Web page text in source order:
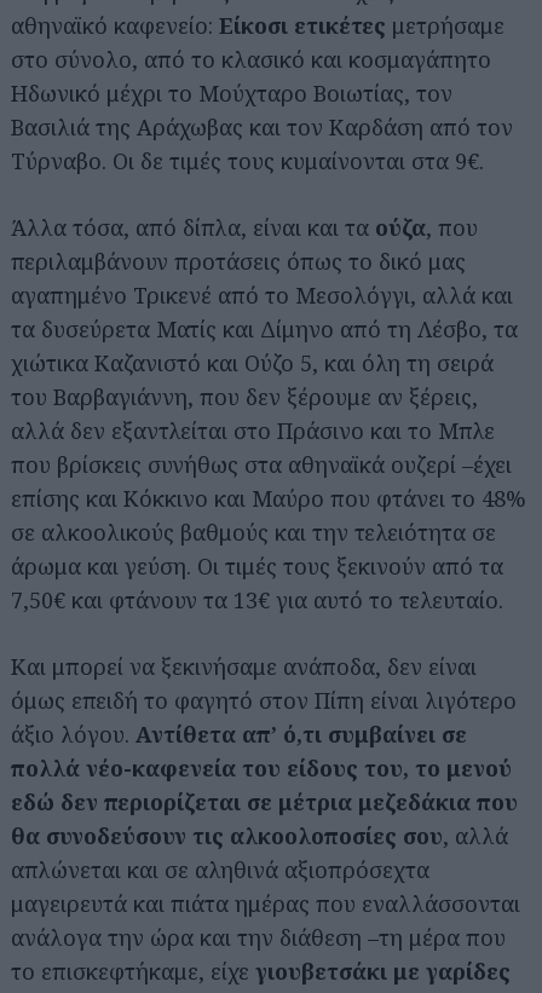
αθηναϊκό καφενείο: Είκοσι ετικέτες μετρήσαμε
στο σύνολο, από το κλασικό και κοσμαγάπητο
Ηδωνικό μέχρι το Μούχταρο Βοιωτίας, τον
Βασιλιά της Αράχωβας και τον Καρδάση από τον
Τύρναβο. Οι δε τιμές τους κυμαίνονται στα 9€.
Άλλα τόσα, από δίπλα, είναι και τα ούζα, που
περιλαμβάνουν προτάσεις όπως το δικό μας
αγαπημένο Τρικενέ από το Μεσολόγγι, αλλά και
τα δυσεύρετα Ματίς και Δίμηνο από τη Λέσβο, τα
χιώτικα Καζανιστό και Ούζο 5, και όλη τη σειρά
του Βαρβαγιάννη, που δεν ξέρουμε αν ξέρεις,
αλλά δεν εξαντλείται στο Πράσινο και το Μπλε
που βρίσκεις συνήθως στα αθηναϊκά ουζερί –έχει
επίσης και Κόκκινο και Μαύρο που φτάνει το 48%
σε αλκοολικούς βαθμούς και την τελειότητα σε
άρωμα και γεύση. Οι τιμές τους ξεκινούν από τα
7,50€ και φτάνουν τα 13€ για αυτό το τελευταίο.
Και μπορεί να ξεκινήσαμε ανάποδα, δεν είναι
όμως επειδή το φαγητό στον Πίπη είναι λιγότερο
άξιο λόγου. Αντίθετα απ’ ό,τι συμβαίνει σε
πολλά νέο-καφενεία του είδους του, το μενού
εδώ δεν περιορίζεται σε μέτρια μεζεδάκια που
θα συνοδεύσουν τις αλκοολοποσίες σου, αλλά
απλώνεται και σε αληθινά αξιοπρόσεχτα
μαγειρευτά και πιάτα ημέρας που εναλλάσσονται
ανάλογα την ώρα και την διάθεση –τη μέρα που
το επισκεφτήκαμε, είχε γιουβετσάκι με γαρίδες